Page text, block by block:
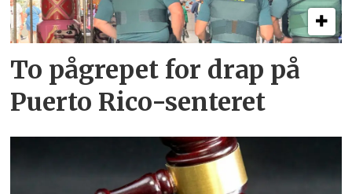
To pågrepet for drap på
Puerto Rico-senteret